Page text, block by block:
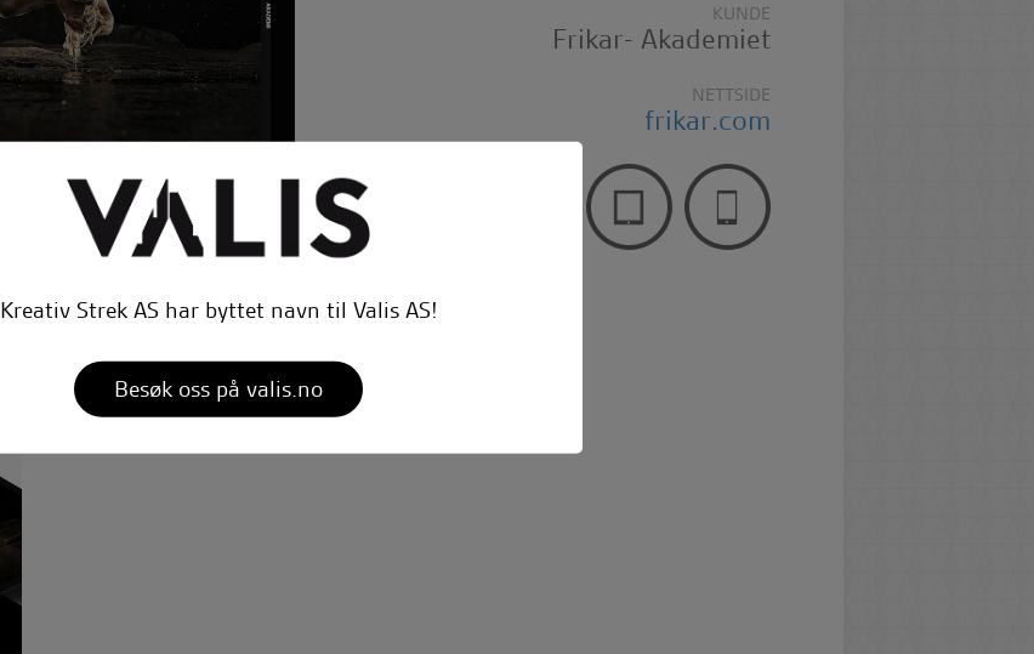
Kreativ Strek AS har byttet navn til Valis AS!
Besøk oss på valis.no
KUNDE
Frikar- Akademiet
NETTSIDE
frikar.com